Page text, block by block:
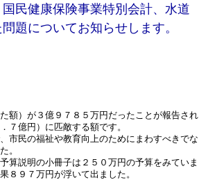
民健康保険事業特別会計、水道
題についてお知らせします。
額）が３億９７８５万円だったことが報告され
７億円）に匹敵する額です。
市民の福祉や教育向上のためにまわすべきでな
。
算説明の小冊子は２５０万円の予算をみていま
８９７万円が浮いて出ました。